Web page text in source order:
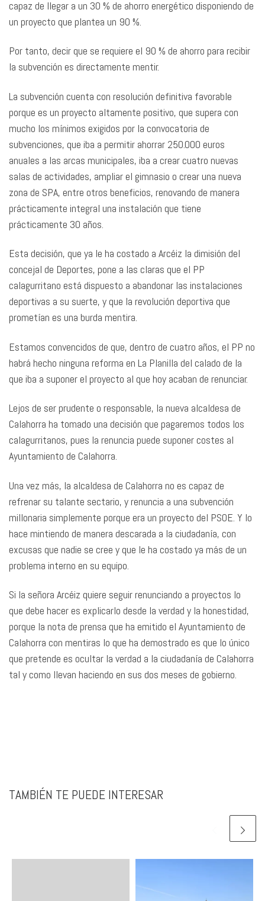
capaz de llegar a un 30 % de ahorro energético disponiendo de
un proyecto que plantea un 90 %.
Por tanto, decir que se requiere el 90 % de ahorro para recibir
la subvención es directamente mentir.
La subvención cuenta con resolución definitiva favorable
porque es un proyecto altamente positivo, que supera con
mucho los mínimos exigidos por la convocatoria de
subvenciones, que iba a permitir ahorrar 250.000 euros
anuales a las arcas municipales, iba a crear cuatro nuevas
salas de actividades, ampliar el gimnasio o crear una nueva
zona de SPA, entre otros beneficios, renovando de manera
prácticamente integral una instalación que tiene
prácticamente 30 años.
Esta decisión, que ya le ha costado a Arcéiz la dimisión del
concejal de Deportes, pone a las claras que el PP
calagurritano está dispuesto a abandonar las instalaciones
deportivas a su suerte, y que la revolución deportiva que
prometían es una burda mentira.
Estamos convencidos de que, dentro de cuatro años, el PP no
habrá hecho ninguna reforma en La Planilla del calado de la
que iba a suponer el proyecto al que hoy acaban de renunciar.
Lejos de ser prudente o responsable, la nueva alcaldesa de
Calahorra ha tomado una decisión que pagaremos todos los
calagurritanos, pues la renuncia puede suponer costes al
Ayuntamiento de Calahorra.
Una vez más, la alcaldesa de Calahorra no es capaz de
refrenar su talante sectario, y renuncia a una subvención
millonaria simplemente porque era un proyecto del PSOE. Y lo
hace mintiendo de manera descarada a la ciudadanía, con
excusas que nadie se cree y que le ha costado ya más de un
problema interno en su equipo.
Si la señora Arcéiz quiere seguir renunciando a proyectos lo
que debe hacer es explicarlo desde la verdad y la honestidad,
porque la nota de prensa que ha emitido el Ayuntamiento de
Calahorra con mentiras lo que ha demostrado es que lo único
que pretende es ocultar la verdad a la ciudadanía de Calahorra
tal y como llevan haciendo en sus dos meses de gobierno.
TAMBIÉN TE PUEDE INTERESAR